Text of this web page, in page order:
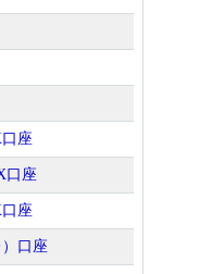
座
口座
座
口座